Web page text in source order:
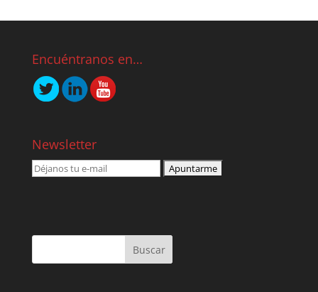
Encuéntranos en…
Newsletter